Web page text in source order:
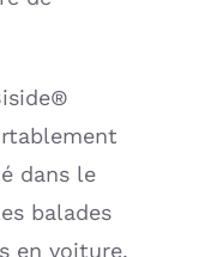
dans le
balades
en voiture.